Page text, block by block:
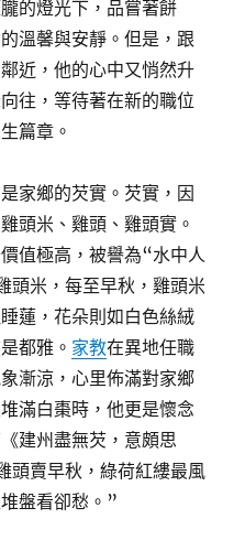
的燈光下，品嘗著餅
溫馨與安靜。但是，跟
近，他的心中又悄然升
往，等待著在新的職位
篇章。
家鄉的芡實。芡實，因
頭米、雞頭、雞頭實。
值極高，被譽為“水中人
頭米，每至早秋，雞頭米
蓮，花朵則如白色絲絨
都雅。 家教在異地任職
漸涼，心里佈滿對家鄉
滿白棗時，他更是懷念
建州盡無芡，意頗思
頭賣早秋，綠荷紅縷最風
盤看卻愁。”